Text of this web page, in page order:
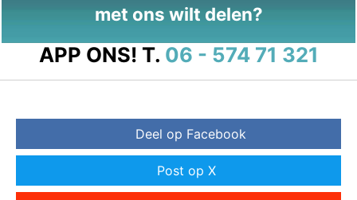
met ons wilt delen?
APP ONS! T. 06 - 574 71 321
Deel op Facebook
Post op X